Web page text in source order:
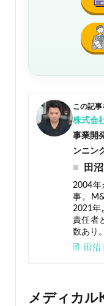
この記
株式会
事業開
ンニン
田
2004年
事。
2021年
責任者
数あり。
田沼
メディカル